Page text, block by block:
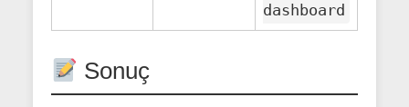
dashboard
Sonuç